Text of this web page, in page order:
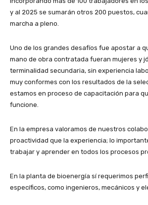
y al 2025 se sumarán otros 200 puestos,
marcha a pleno.
Uno de los grandes desafíos fue apostar a
mano de obra contratada fueran mujeres y
terminalidad secundaria, sin experiencia
muy conformes con los resultados de la
estamos en proceso de capacitación para
funcione.
En la empresa valoramos de nuestros
proactividad que la experiencia; lo
trabajar y aprender en todos los procesos
En la planta de bioenergía sí requerimos
específicos, como ingenieros, mecánicos y